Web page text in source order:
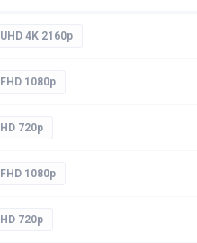
UHD 4K 2160p
FHD 1080p
HD 720p
FHD 1080p
HD 720p